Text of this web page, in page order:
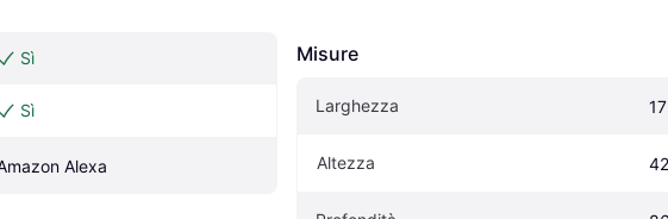
Sì
Sì
Alexa
Misure
Larghezza
Altezza